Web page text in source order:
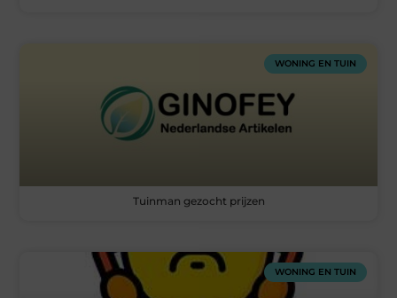
WONING EN TUIN
Tuinman gezocht prijzen
WONING EN TUIN